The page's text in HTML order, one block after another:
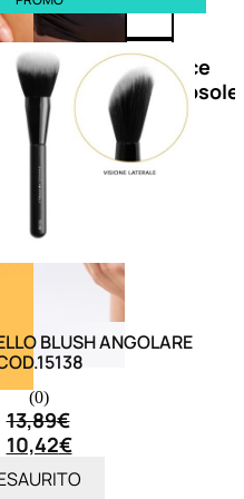
DoposoleDocce
doposole
BLUSH ANGOLARE
(0)
13,89€
10,42€